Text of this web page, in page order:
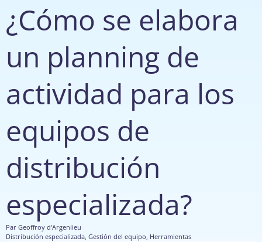
¿Cómo se elabora
un planning de
actividad para los
equipos de
distribución
especializada?
Par Geoffroy d'Argenlieu
Distribución especializada, Gestión del equipo, Herramientas